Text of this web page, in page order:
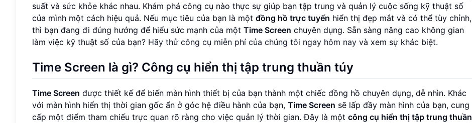
suất và sức khỏe khác nhau. Khám phá công cụ nào thực sự giúp bạn tập trung và quản lý cuộc sống kỹ thuật số
của mình một cách hiệu quả. Nếu mục tiêu của bạn là một đồng hồ trực tuyến hiển thị đẹp mắt và có thể tùy chỉnh,
thì bạn đang đi đúng hướng để hiểu sức mạnh của một Time Screen chuyên dụng. Sẵn sàng nâng cao không gian
làm việc kỹ thuật số của bạn? Hãy thử công cụ miễn phí của chúng tôi ngay hôm nay và xem sự khác biệt.
Time Screen là gì? Công cụ hiển thị tập trung thuần túy
Time Screen được thiết kế để biến màn hình thiết bị của bạn thành một chiếc đồng hồ chuyên dụng, dễ nhìn. Khác
với màn hình hiển thị thời gian gốc ẩn ở góc hệ điều hành của bạn, Time Screen sẽ lấp đầy màn hình của bạn, cung
cấp một điểm tham chiếu trực quan rõ ràng cho việc quản lý thời gian. Đây là một công cụ hiển thị tập trung thuần